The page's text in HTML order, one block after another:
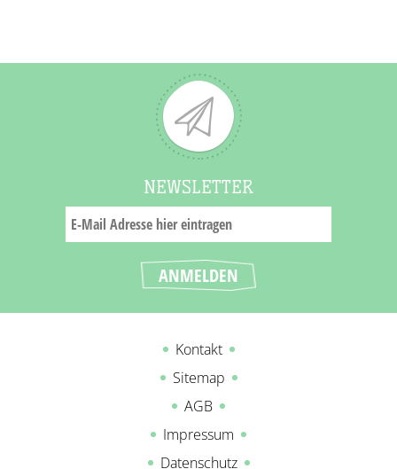
NEWSLETTER
Kontakt
Sitemap
AGB
Impressum
Datenschutz